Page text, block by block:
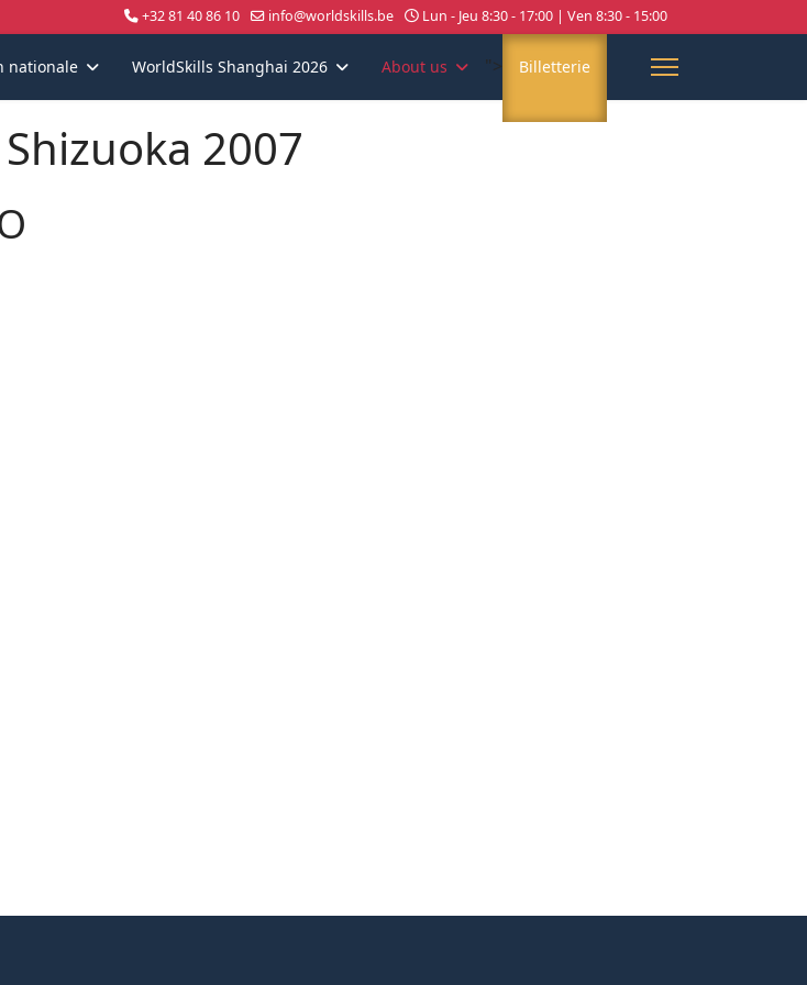
+32 81 40 86 10 info@worldskills.be Lun - Jeu 8:30 - 17:00 | Ven 8:30 - 15:00
nationale WorldSkills Shanghai 2026 About us "> Billetterie
2007